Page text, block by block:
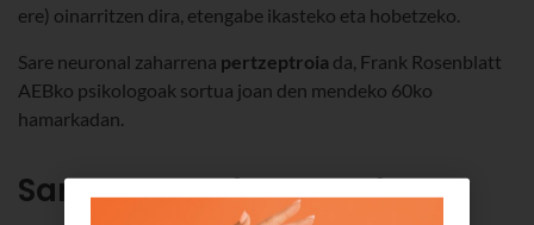
ere) oinarritzen dira, etengabe ikasteko eta hobetzeko.
Sare neuronal zaharrena pertzeptroia da, Frank Rosenblatt
AEBko psikologoak sortua joan den mendeko 60ko
hamarkadan.
Sare neuronalen motak